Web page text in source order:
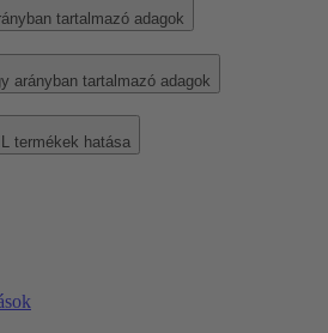
tartalmazó adagok
arányban tartalmazó adagok
termékek hatása